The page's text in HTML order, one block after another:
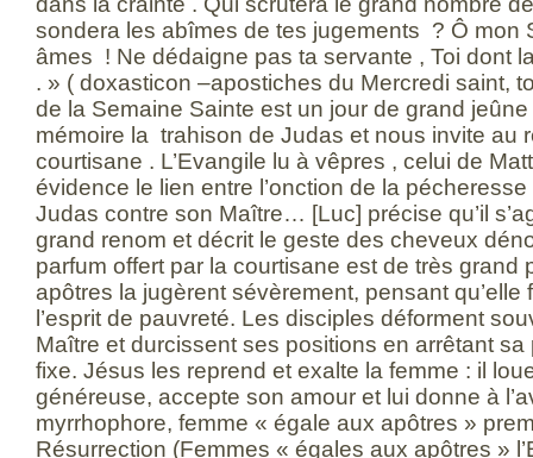
sondera les abîmes de tes jugements ? Ô mon
âmes ! Ne dédaigne pas ta servante , Toi dont
. » ( doxasticon –apostiches du Mercredi
de la Semaine Sainte est un jour de grand
mémoire la trahison de Judas et nous invite au
courtisane . L’Evangile lu à vêpres , celui de
évidence le lien entre l’onction de la
Judas contre son Maître… [Luc] précise qu’il
grand renom et décrit le geste des cheveux
parfum offert par la courtisane est de très grand
apôtres la jugèrent sévèrement, pensant qu’elle
l’esprit de pauvreté. Les disciples déforment
Maître et durcissent ses positions en arrêtant
fixe. Jésus les reprend et exalte la femme : il
généreuse, accepte son amour et lui donne à
myrrhophore, femme « égale aux apôtres »
Résurrection (Femmes « égales aux apôtres »